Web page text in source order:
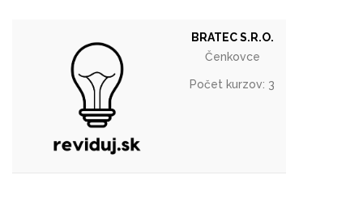
BRATEC S.R.O.
Čenkovce
Počet kurzov: 3